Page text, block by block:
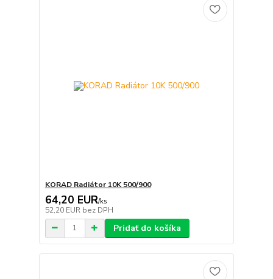
KORAD Radiátor 10K 500/900
64,20 EUR/ks
52,20 EUR bez DPH
Pridať do košíka